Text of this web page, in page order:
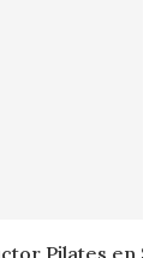
Cugat